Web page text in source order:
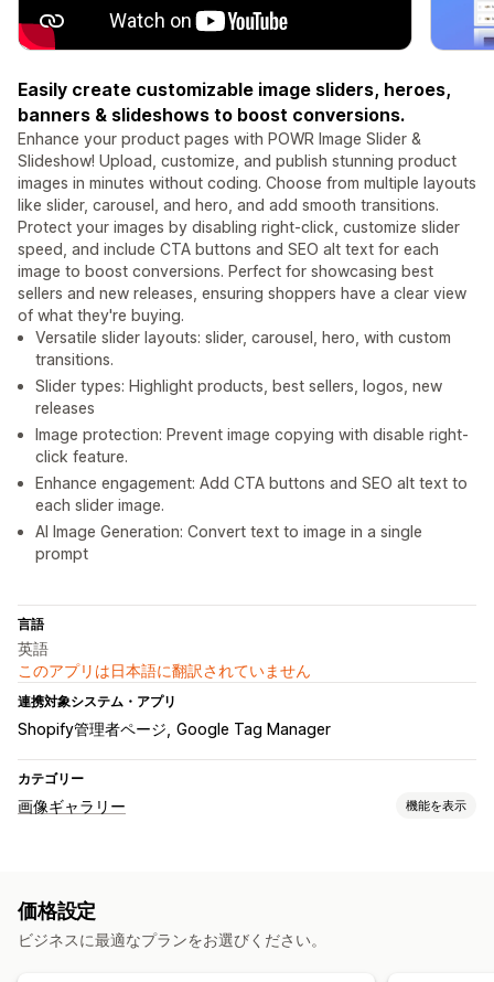
Easily create customizable image sliders, heroes,
banners & slideshows to boost conversions.
Enhance your product pages with POWR Image Slider &
Slideshow! Upload, customize, and publish stunning product
images in minutes without coding. Choose from multiple layouts
like slider, carousel, and hero, and add smooth transitions.
Protect your images by disabling right-click, customize slider
speed, and include CTA buttons and SEO alt text for each
image to boost conversions. Perfect for showcasing best
sellers and new releases, ensuring shoppers have a clear view
of what they're buying.
Versatile slider layouts: slider, carousel, hero, with custom
transitions.
Slider types: Highlight products, best sellers, logos, new
releases
Image protection: Prevent image copying with disable right-
click feature.
Enhance engagement: Add CTA buttons and SEO alt text to
each slider image.
AI Image Generation: Convert text to image in a single
prompt
言語
英語
このアプリは日本語に翻訳されていません
連携対象システム・アプリ
Shopify管理者ページ Google Tag Manager
カテゴリー
画像ギャラリー 機能を表示
グリッド スライダー
価格設定
ビジネスに最適なプランをお選びください。